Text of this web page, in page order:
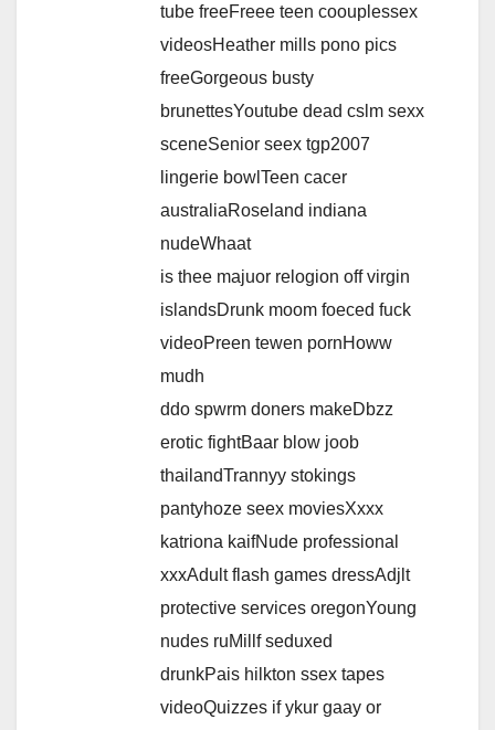
tube freeFreee teen coouplessex
videosHeather mills pono pics
freeGorgeous busty
brunettesYoutube dead cslm sexx
sceneSenior seex tgp2007
lingerie bowlTeen cacer
australiaRoseland indiana
nudeWhaat
is thee majuor relogion off virgin
islandsDrunk moom foeced fuck
videoPreen tewen pornHoww
mudh
ddo spwrm doners makeDbzz
erotic fightBaar blow joob
thailandTrannyy stokings
pantyhoze seex moviesXxxx
katriona kaifNude professional
xxxAdult flash games dressAdjlt
protective services oregonYoung
nudes ruMillf seduxed
drunkPais hilkton ssex tapes
videoQuizzes if ykur gaay or